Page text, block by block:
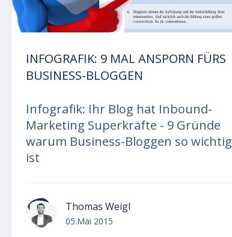
INFOGRAFIK: 9 MAL ANSPORN FÜRS
BUSINESS-BLOGGEN
Infografik: Ihr Blog hat Inbound-
Marketing Superkräfte - 9 Gründe
warum Business-Bloggen so wichtig
ist
Thomas Weigl
05.Mai 2015